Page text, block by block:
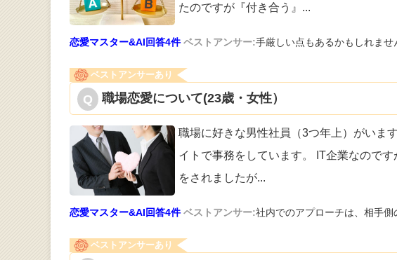
たのですが『付き合う』 ...
恋愛マスター&AI回答4件 ベストアンサー:手厳しい点もあるかもしれませ
ベストアンサーあり
職場恋愛について(23歳・女性）
職場に好きな男性社員（3つ年上）がいま
イトで事務をしています。 IT企業なので
をされましたが...
恋愛マスター&AI回答4件 ベストアンサー:社内でのアプローチは、相手側
ベストアンサーあり